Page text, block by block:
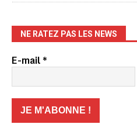
NE RATEZ PAS LES NEWS
E-mail*